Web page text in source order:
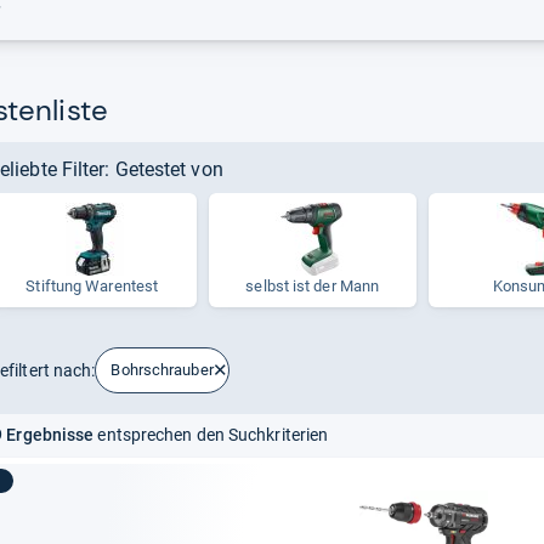
Filter: Getestet von
Stif­tung Waren­test selbst ist der Mann
nach: Bohrschrauber
Ergebnisse entsprechen den Suchkriterien